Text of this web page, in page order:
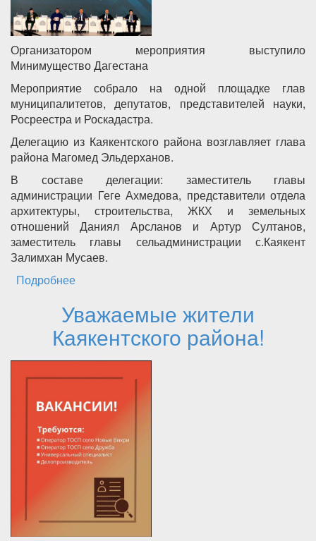
Организатором мероприятия выступило
Минимущество Дагестана
Мероприятие собрало на одной площадке глав
муниципалитетов, депутатов, представителей науки,
Росреестра и Роскадастра.
Делегацию из Каякентского района возглавляет глава
района Магомед Эльдерханов.
В составе делегации: заместитель главы
администрации Геге Ахмедова, представители отдела
архитектуры, строительства, ЖКХ и земельных
отношений Даниял Арсланов и Артур Султанов,
заместитель главы сельадминистрации с.Каякент
Залимхан Мусаев.
Подробнее
инструменты управления и капитализация»
Уважаемые жители
Каякентского района!